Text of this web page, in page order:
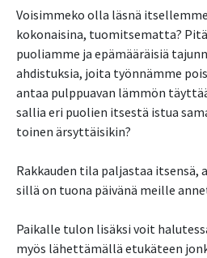
Voisimmeko olla läsnä
kokonaisina, tuomitsematta?
puoliamme ja epämääräisiä
ahdistuksia, joita työnnämme
antaa pulppuavan lämmön
sallia eri puolien itsestä istua
toinen ärsyttäisikin?
Rakkauden tila paljastaa itsensä,
sillä on tuona päivänä meille
Paikalle tulon lisäksi voit
myös lähettämällä etukäteen